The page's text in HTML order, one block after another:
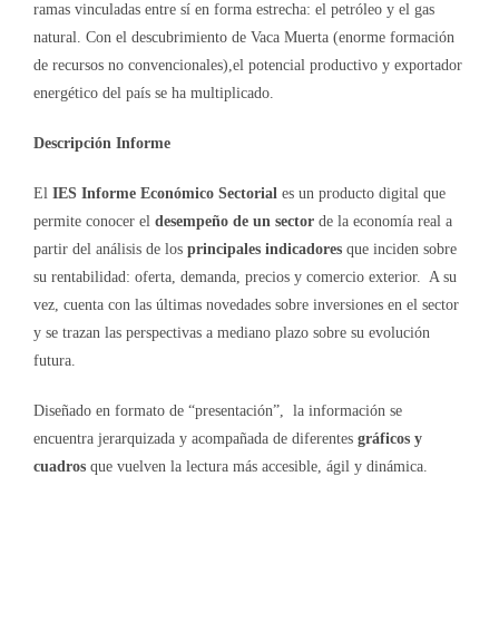
ramas vinculadas entre sí en forma estrecha: el petróleo y el gas
natural. Con el descubrimiento de Vaca Muerta (enorme formación
de recursos no convencionales),el potencial productivo y exportador
energético del país se ha multiplicado.
Descripción Informe
El IES Informe Económico Sectorial es un producto digital que
permite conocer el desempeño de un sector de la economía real a
partir del análisis de los principales indicadores que inciden sobre
su rentabilidad: oferta, demanda, precios y comercio exterior. A su
vez, cuenta con las últimas novedades sobre inversiones en el sector
y se trazan las perspectivas a mediano plazo sobre su evolución
futura.
Diseñado en formato de “presentación”, la información se
encuentra jerarquizada y acompañada de diferentes gráficos y
cuadros que vuelven la lectura más accesible, ágil y dinámica.